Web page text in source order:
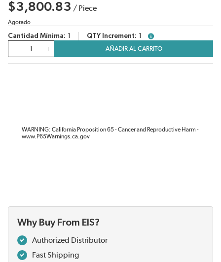
$3,800.83 / Piece
Agotado
Cantidad Mínima QTY Increment
more info
Cantidad
AÑADIR AL CARRITO
WARNING: California Proposition 65 - Cancer and Reproductive Harm -
www.P65Warnings.ca.gov
Why Buy From EIS?
Authorized Distributor
Fast Shipping